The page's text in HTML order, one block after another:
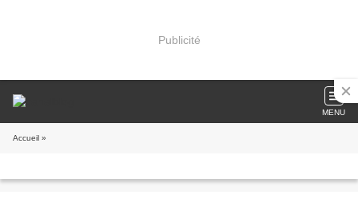
Publicité
MENU
Accueil »